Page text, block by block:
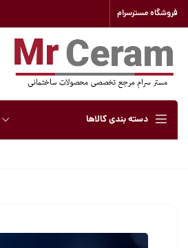
فروشگاه مسترسرام
دسته بندی کالاها